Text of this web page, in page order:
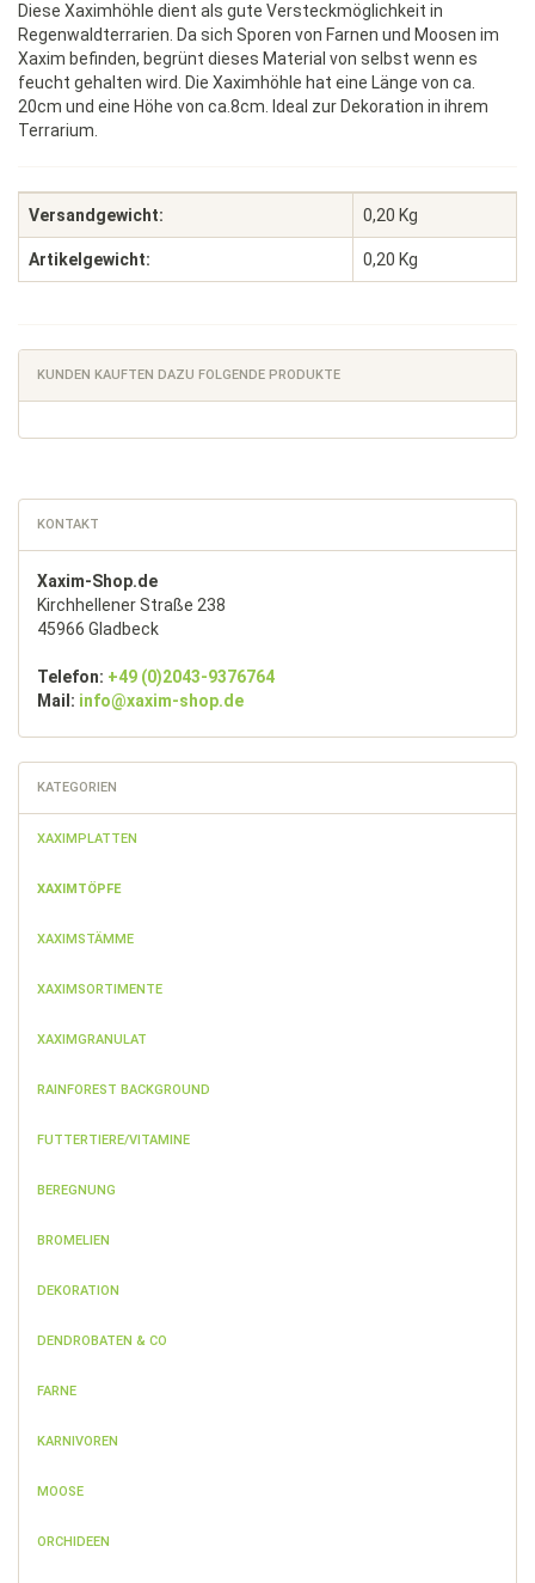
Diese Xaximhöhle dient als gute Versteckmöglichkeit in
Regenwaldterrarien. Da sich Sporen von Farnen und Moosen im
Xaxim befinden, begrünt dieses Material von selbst wenn es
feucht gehalten wird. Die Xaximhöhle hat eine Länge von ca.
20cm und eine Höhe von ca.8cm. Ideal zur Dekoration in ihrem
Terrarium.
Versandgewicht: 0,20 Kg
Artikelgewicht: 0,20 Kg
KUNDEN KAUFTEN DAZU FOLGENDE PRODUKTE
KONTAKT
Xaxim-Shop.de
Kirchhellener Straße 238
45966 Gladbeck
Telefon: +49 (0)2043-9376764
Mail: info@xaxim-shop.de
KATEGORIEN
XAXIMPLATTEN
XAXIMTÖPFE
XAXIMSTÄMME
XAXIMSORTIMENTE
XAXIMGRANULAT
RAINFOREST BACKGROUND
FUTTERTIERE/VITAMINE
BEREGNUNG
BROMELIEN
DEKORATION
DENDROBATEN & CO
FARNE
KARNIVOREN
MOOSE
ORCHIDEEN